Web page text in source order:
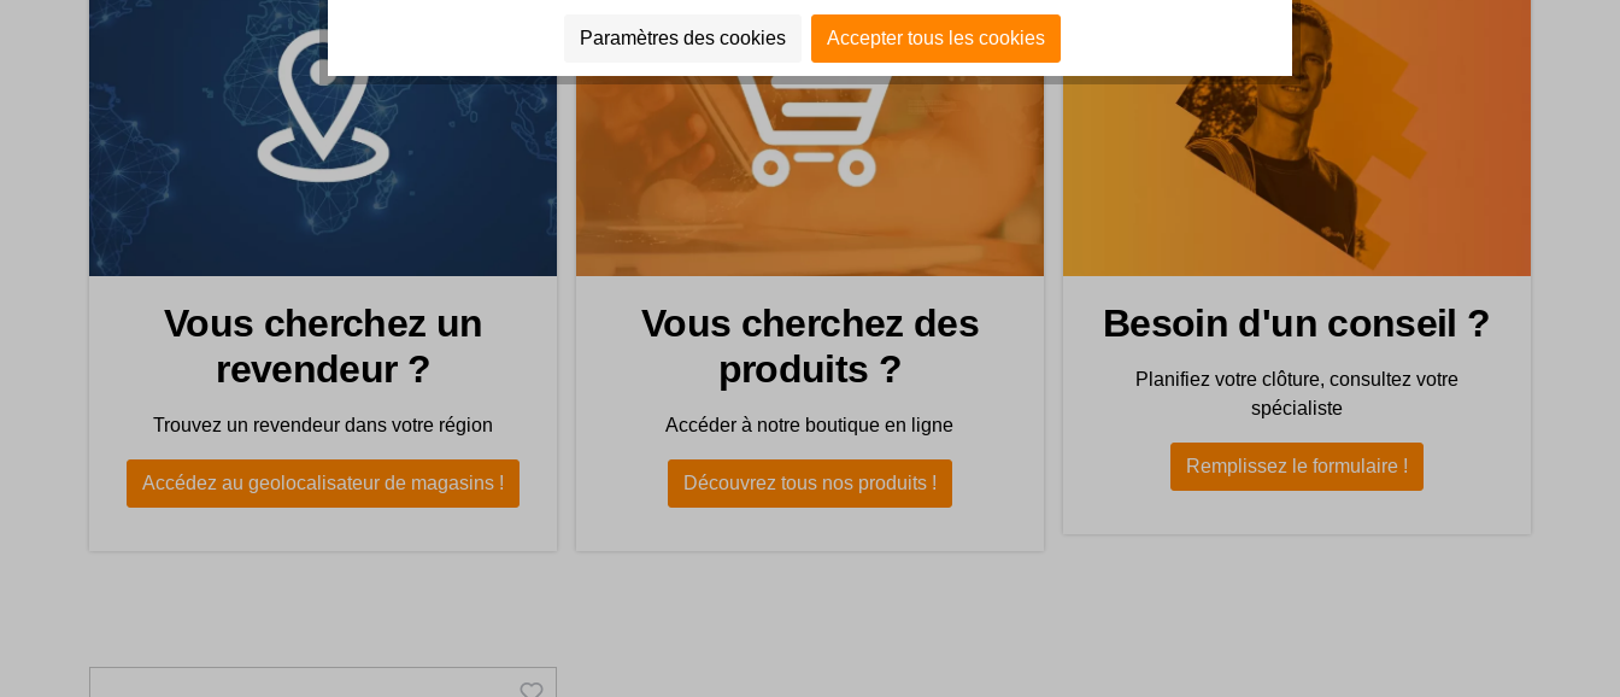
Vous cherchez un
revendeur ?
Trouvez un revendeur dans votre région
Accédez au geolocalisateur de magasins !
Vous cherchez des
produits ?
Accéder à notre boutique en ligne
Découvrez tous nos produits !
Besoin d'un conseil ?
Planifiez votre clôture, consultez votre
spécialiste
Remplissez le formulaire !
Paramètres des cookies Accepter tous les cookies